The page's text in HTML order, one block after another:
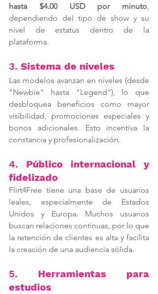
hasta $4.00 USD por minuto,
dependiendo del tipo de show y su
nivel de estatus dentro de la
plataforma.
3. Sistema de niveles
Las modelos avanzan en niveles (desde
"Newbie" hasta "Legend"), lo que
desbloquea beneficios como mayor
visibilidad, promociones especiales y
bonos adicionales. Esto incentiva la
constancia y profesionalización.
4. Público internacional y
fidelizado
Flirt4Free tiene una base de usuarios
leales, especialmente de Estados
Unidos y Europa. Muchos usuarios
buscan relaciones continuas, por lo que
la retención de clientes es alta y facilita
la creación de una audiencia sólida.
5. Herramientas para
estudios